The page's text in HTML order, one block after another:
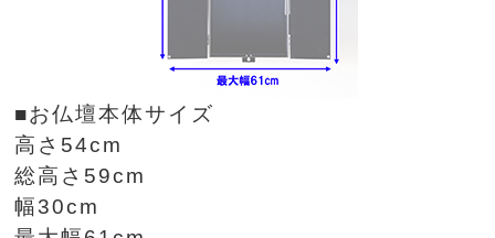
■お仏壇本体サイズ
高さ54cm
総高さ59cm
幅30cm